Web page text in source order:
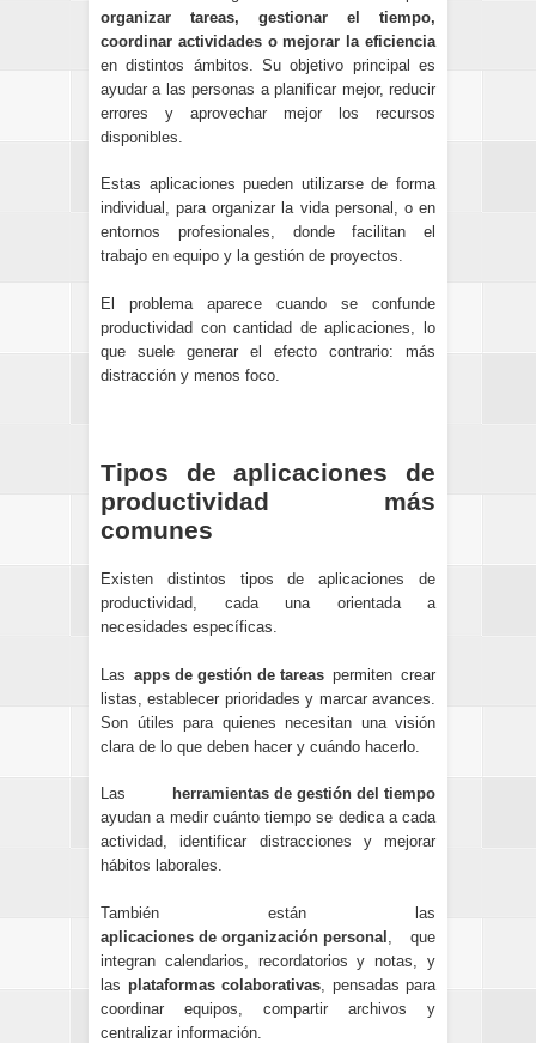
organizar tareas, gestionar el tiempo,
coordinar actividades o mejorar la eficiencia
en distintos ámbitos. Su objetivo principal es
ayudar a las personas a planificar mejor, reducir
errores y aprovechar mejor los recursos
disponibles.
Estas aplicaciones pueden utilizarse de forma
individual, para organizar la vida personal, o en
entornos profesionales, donde facilitan el
trabajo en equipo y la gestión de proyectos.
El problema aparece cuando se confunde
productividad con cantidad de aplicaciones, lo
que suele generar el efecto contrario: más
distracción y menos foco.
Tipos de aplicaciones de
productividad más
comunes
Existen distintos tipos de aplicaciones de
productividad, cada una orientada a
necesidades específicas.
Las apps de gestión de tareas permiten crear
listas, establecer prioridades y marcar avances.
Son útiles para quienes necesitan una visión
clara de lo que deben hacer y cuándo hacerlo.
Las
herramientas de gestión del tiempo
ayudan a medir cuánto tiempo se dedica a cada
actividad, identificar distracciones y mejorar
hábitos laborales.
También están las
aplicaciones de organización personal
, que
integran calendarios, recordatorios y notas, y
las plataformas colaborativas , pensadas para
coordinar equipos, compartir archivos y
centralizar información.